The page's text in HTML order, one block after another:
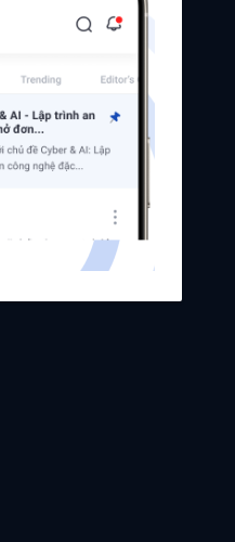
Machine Learning